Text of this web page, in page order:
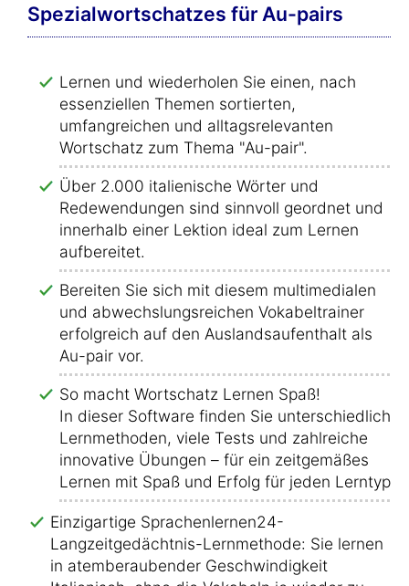
Spezialwortschatzes für Au-pairs
Lernen und wiederholen Sie einen, nach
essenziellen Themen sortierten,
umfangreichen und alltagsrelevanten
Wortschatz zum Thema "Au-pair".
Über 2.000 italienische Wörter und
Redewendungen sind sinnvoll geordnet und
innerhalb einer Lektion ideal zum Lernen
aufbereitet.
Bereiten Sie sich mit diesem multimedialen
und abwechslungsreichen Vokabeltrainer
erfolgreich auf den Auslandsaufenthalt als
Au-pair vor.
So macht Wortschatz Lernen Spaß!
In dieser Software finden Sie unterschiedliche
Lernmethoden, viele Tests und zahlreiche
innovative Übungen – für ein zeitgemäßes
Lernen mit Spaß und Erfolg für jeden Lerntyp!
Einzigartige Sprachenlernen24-
Langzeitgedächtnis-Lernmethode: Sie lernen
in atemberaubender Geschwindigkeit